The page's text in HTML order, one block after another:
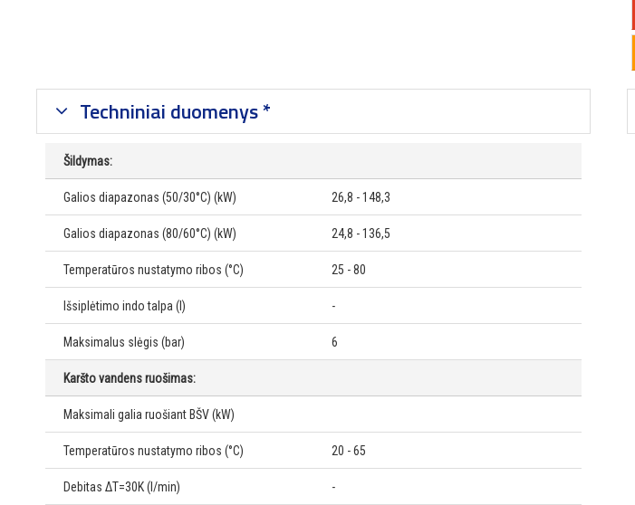
Techniniai duomenys *
Šildymas:
Galios diapazonas (50/30°C) (kW) 26,8 - 148,3
Galios diapazonas (80/60°C) (kW) 24,8 - 136,5
Temperatūros nustatymo ribos (°C) 25 - 80
Išsiplėtimo indo talpa (l) -
Maksimalus slėgis (bar) 6
Karšto vandens ruošimas:
Maksimali galia ruošiant BŠV (kW)
Temperatūros nustatymo ribos (°C) 20 - 65
Debitas ΔT=30K (l/min) -